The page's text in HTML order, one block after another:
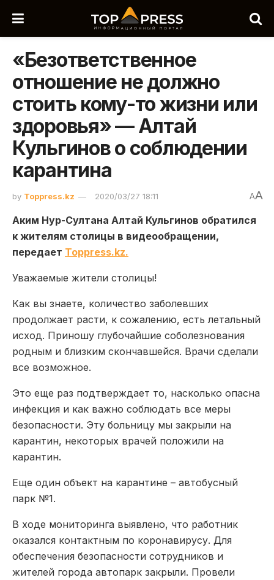
«Безответственное
отношение не должно
стоить кому-то жизни или
здоровья» — Алтай
Кульгинов о соблюдении
карантина
by Toppress.kz 2020/03/27 18:11 AA
Аким Нур-Султана Алтай Кульгинов обратился
к жителям столицы в видеообращении,
передает Toppress.kz.
Уважаемые жители столицы!
Как вы знаете, количество заболевших
продолжает расти, к сожалению, есть летальный
исход. Приношу глубочайшие соболезнования
родным и близким скончавшейся. Врачи сделали
все возможное.
Это еще раз подтверждает то, насколько опасна
инфекция и как важно соблюдать все меры
безопасности. Эту больницу мы закрыли на
карантин, некоторых врачей положили на
карантин.
Еще один объект на карантине – автобусный
парк №1.
В ходе мониторинга выявлено, что работник
оказался контактным по коронавирусу. Для
обеспечения безопасности сотрудников и
жителей города автопарк закрыли. Провели